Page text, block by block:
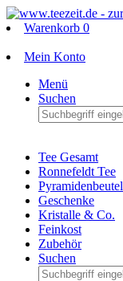
Warenkorb 0
Mein Konto
Menü
Suchen
Tee Gesamt
Ronnefeldt Tee
Pyramidenbeutel
Geschenke
Kristalle & Co.
Feinkost
Zubehör
Suchen